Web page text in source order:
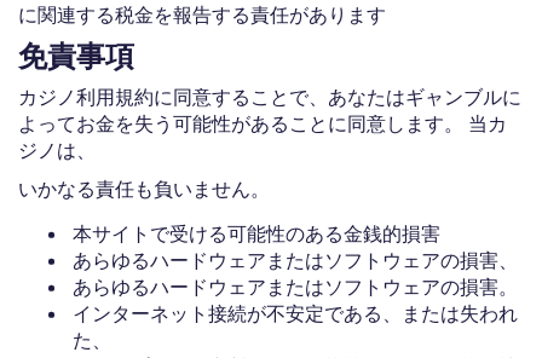
に関連する税金を報告する責任があります
免責事項
カジノ利用規約に同意することで、あなたはギャンブルに
よってお金を失う可能性があることに同意します。 当カ
ジノは、
いかなる責任も負いません。
本サイトで受ける可能性のある金銭的損害
あらゆるハードウェアまたはソフトウェアの損害、
あらゆるハードウェアまたはソフトウェアの損害。
インターネット接続が不安定である、または失われ
た、